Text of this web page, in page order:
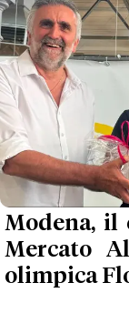
Modena, il
Mercato
olimpica